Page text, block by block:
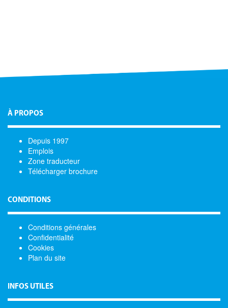
À PROPOS
Depuis 1997
Emplois
Zone traducteur
Télécharger brochure
CONDITIONS
Conditions générales
Confidentialité
Cookies
Plan du site
INFOS UTILES